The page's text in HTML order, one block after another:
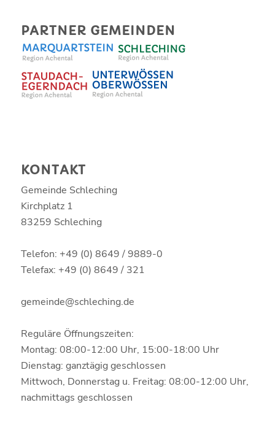
PARTNER GEMEINDEN
KONTAKT
Gemeinde Schleching
Kirchplatz 1
83259 Schleching
Telefon: +49 (0) 8649 / 9889-0
Telefax: +49 (0) 8649 / 321
gemeinde@schleching.de
Reguläre Öffnungszeiten:
Montag: 08:00-12:00 Uhr, 15:00-18:00 Uhr
Dienstag: ganztägig geschlossen
Mittwoch, Donnerstag u. Freitag: 08:00-12:00 Uhr,
nachmittags geschlossen